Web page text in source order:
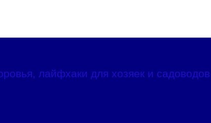
лайфхаки для хозяек и садоводов